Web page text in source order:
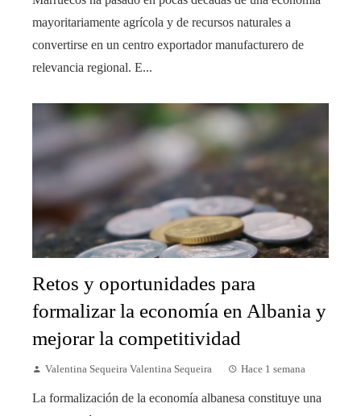
mayoritariamente agrícola y de recursos naturales a
convertirse en un centro exportador manufacturero de
relevancia regional. E...
Retos y oportunidades para
formalizar la economía en Albania y
mejorar la competitividad
Valentina Sequeira Valentina Sequeira Hace 1 semana
La formalización de la economía albanesa constituye una